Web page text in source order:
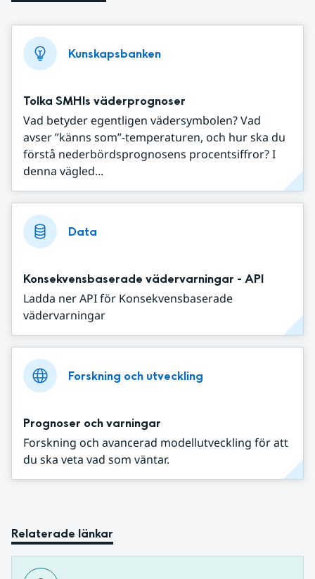
Kunskapsbanken
Tolka SMHIs väderprognoser
Vad betyder egentligen vädersymbolen? Vad
avser ”känns som”-temperaturen, och hur ska du
förstå nederbördsprognosens procentsiffror? I
denna vägled...
Data
Konsekvensbaserade vädervarningar - API
Ladda ner API för Konsekvensbaserade
vädervarningar
Forskning och utveckling
Prognoser och varningar
Forskning och avancerad modellutveckling för att
du ska veta vad som väntar.
Relaterade länkar